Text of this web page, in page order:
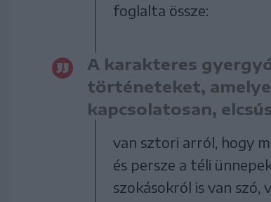
foglalta össze:
A karakteres
történeteket,
kapcsolatosan,
van sztori arról, hogy
és persze a téli
szokásokról is van szó,